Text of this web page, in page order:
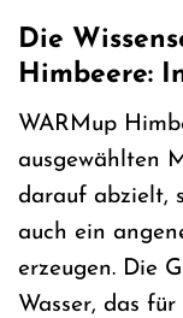
Die
Himbeere:
WARMup
ausgewählten
darauf abzielt,
auch ein
erzeugen. Die
Wasser, das